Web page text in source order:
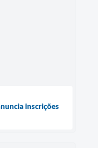
inscrições